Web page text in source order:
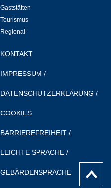
Gaststätten
Tourismus
Regional
KONTAKT
IMPRESSUM /
DATENSCHUTZERKLÄRUNG /
COOKIES
BARRIEREFREIHEIT /
LEICHTE SPRACHE /
GEBÄRDENSPRACHE
Oben